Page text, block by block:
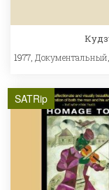
1977, Документальный
SATRip